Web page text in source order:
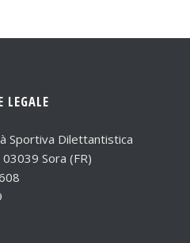
LEGALE
Sportiva Dilettantistica
Sora (FR)